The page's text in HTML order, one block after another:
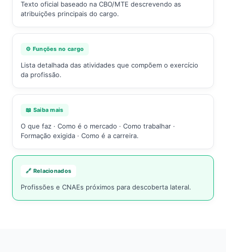
Texto oficial baseado na CBO/MTE descrevendo as
atribuições principais do cargo.
⚙️ Funções no cargo
Lista detalhada das atividades que compõem o exercício
da profissão.
📖 Saiba mais
O que faz · Como é o mercado · Como trabalhar ·
Formação exigida · Como é a carreira.
🔗 Relacionados
Profissões e CNAEs próximos para descoberta lateral.